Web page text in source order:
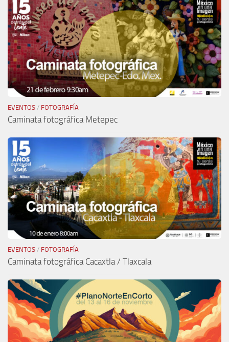
EVENTOS / FOTOGRAFÍA
Caminata fotográfica Metepec
EVENTOS / FOTOGRAFÍA
Caminata fotográfica Cacaxtla / Tlaxcala